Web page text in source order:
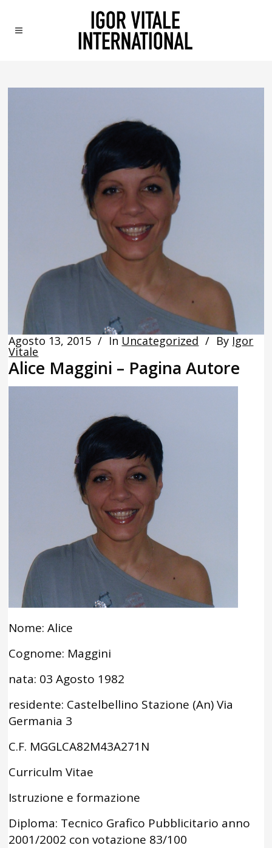
Agosto 13, 2015 In Uncategorized By Igor
Vitale
Alice Maggini – Pagina Autore
Nome: Alice
Cognome: Maggini
nata: 03 Agosto 1982
residente: Castelbellino Stazione (An) Via
Germania 3
C.F. MGGLCA82M43A271N
Curriculm Vitae
Istruzione e formazione
Diploma: Tecnico Grafico Pubblicitario anno
2001/2002 con votazione 83/100